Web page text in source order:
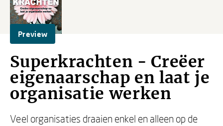
Preview
Superkrachten - Creëer
eigenaarschap en laat je
organisatie werken
Veel organisaties draaien enkel en alleen op de